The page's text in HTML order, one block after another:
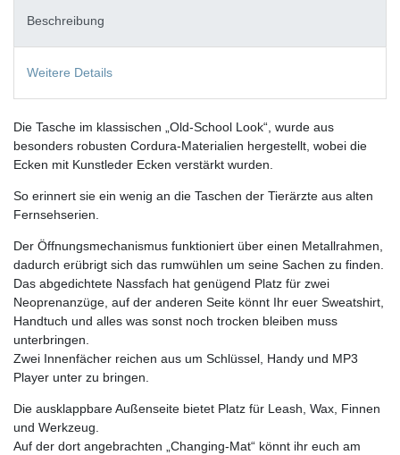
Beschreibung
Weitere Details
Die Tasche im klassischen „Old-School Look“, wurde aus
besonders robusten Cordura-Materialien hergestellt, wobei die
Ecken mit Kunstleder Ecken verstärkt wurden.
So erinnert sie ein wenig an die Taschen der Tierärzte aus alten
Fernsehserien.
Der Öffnungsmechanismus funktioniert über einen Metallrahmen,
dadurch erübrigt sich das rumwühlen um seine Sachen zu finden.
Das abgedichtete Nassfach hat genügend Platz für zwei
Neoprenanzüge, auf der anderen Seite könnt Ihr euer Sweatshirt,
Handtuch und alles was sonst noch trocken bleiben muss
unterbringen.
Zwei Innenfächer reichen aus um Schlüssel, Handy und MP3
Player unter zu bringen.
Die ausklappbare Außenseite bietet Platz für Leash, Wax, Finnen
und Werkzeug.
Auf der dort angebrachten „Changing-Mat“ könnt ihr euch am